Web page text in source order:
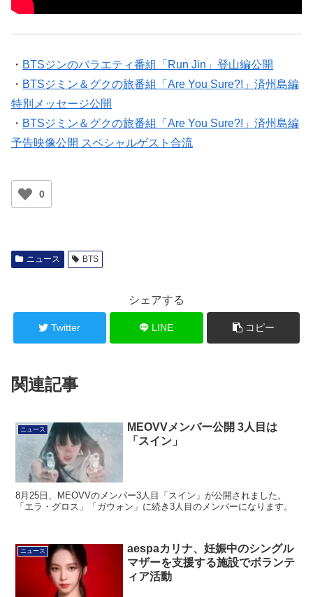
・ BTSジンのバラエティ番組「Run Jin」登山編公開
・ BTSジミン＆グクの旅番組「Are You Sure?!」済州島編
特別メッセージ公開
・ BTSジミン＆グクの旅番組「Are You Sure?!」済州島編
予告映像公開 スペシャルゲスト合流
0
ニュース BTS
シェアする
Twitter LINE コピー
関連記事
ニュース
MEOVVメンバー公開 3人目は
「スイン」
8月25日、MEOVVのメンバー3人目「スイン」が公開されました。
「エラ・グロス」「ガウォン」に続き3人目のメンバーになります。
ニュース
aespaカリナ、妊娠中のシングル
マザーを支援する施設でボランテ
ィア活動